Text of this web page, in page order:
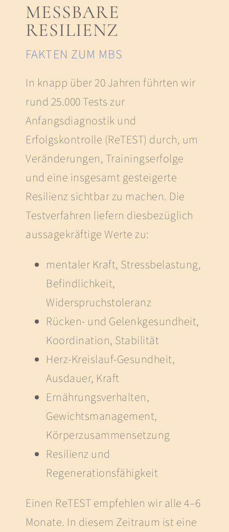
MESSBARE
RESILIENZ
FAKTEN ZUM MBS
In knapp über 20 Jahren führten wir
rund 25.000 Tests zur
Anfangsdiagnostik und
Erfolgskontrolle (ReTEST) durch, um
Veränderungen, Trainingserfolge
und eine insgesamt gesteigerte
Resilienz sichtbar zu machen. Die
Testverfahren liefern diesbezüglich
aussagekräftige Werte zu:
mentaler Kraft, Stressbelastung,
Befindlichkeit,
Widerspruchstoleranz
Rücken- und Gelenkgesundheit,
Koordination, Stabilität
Herz-Kreislauf-Gesundheit,
Ausdauer, Kraft
Ernährungsverhalten,
Gewichtsmanagement,
Körperzusammensetzung
Resilienz und
Regenerationsfähigkeit
Einen ReTEST empfehlen wir alle 4–6
Monate. In diesem Zeitraum ist eine